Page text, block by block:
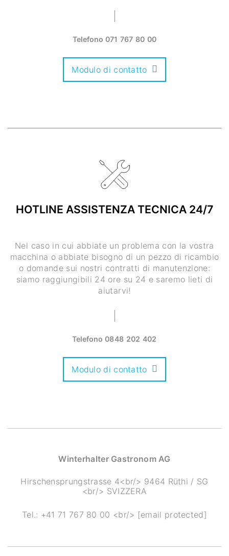
Telefono 071 767 80 00
Modulo di contatto
HOTLINE ASSISTENZA TECNICA 24/7
Nel caso in cui abbiate un problema con la vostra
macchina o abbiate bisogno di un pezzo di ricambio
o domande sui nostri contratti di manutenzione:
siamo raggiungibili 24 ore su 24 e saremo lieti di
aiutarvi!
Telefono0848 202 402
Modulo di contatto
Winterhalter Gastronom AG
Hirschensprungstrasse 4<br/> 9464 Rüthi / SG
<br/> SVIZZERA
Tel.: +41 71 767 80 00 <br/> [email protected]